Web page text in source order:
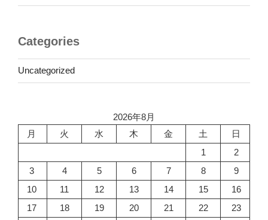
Categories
Uncategorized
2026年8月
月
火 水 木 金 土
日
1
2
3
4 5 6 7 8
9
10
11 12 13 14 15
16
17
18 19 20 21 22
23